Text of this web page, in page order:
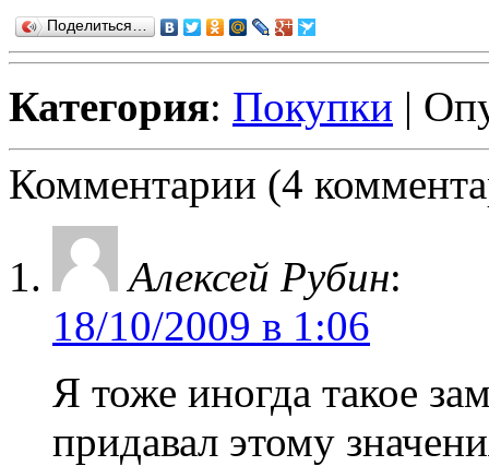
Поделиться…
Категория: Покупки |
Комментарии (4
Алексей Рубин:
18/10/2009 в 1:06
Я тоже иногда такое
придавал этому